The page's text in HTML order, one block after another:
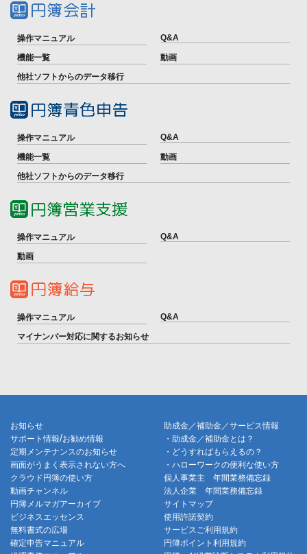
操作マニュアル Q&A
機能一覧
動画
他社ソフトからのデータ移行
操作マニュアル Q&A
機能一覧
動画
他社ソフトからのデータ移行
操作マニュアル Q&A
動画
操作マニュアル Q&A
マイナンバー対応に関するお知らせ
お知らせ
サポート情報/お勧め情報
定期メンテナンスのお知らせ
画面がうまく表示されない方へ
クラウド円簿の使い方
動画チャンネル
円簿メルマガアーカイブ
助成金／補助金／サービス情報
・助成金／補助金とは？
・どうすればもらえるの？
・ハローワークの便利な使い方
個人事業主 年間業務備忘録
法人企業 年間業務備忘録
サイトマップ
ビジネスエッセンス
無料書式の広場
確定申告マニュアル
使用許諾契約
サービスご利用規約
円簿ポイント利用規約